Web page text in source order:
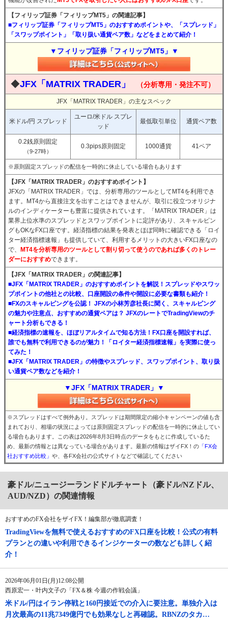
【フィリップ証券「フィリップMT5」の関連記事】
■フィリップ証券「フィリップMT5」のおすすめポイントや、「スプレッド」
「スワップポイント」「取り扱い通貨ペア数」などをまとめて紹介！
▼フィリップ証券「フィリップMT5」▼
◆JFX「MATRIX TRADER」 （分析専用・発注不可）
JFX「MATRIX TRADER」の主なスペック
米ドル/円 スプレッド
ユーロ/米ドル スプレ
ッド
最低取引単位 通貨ペア数
0.2銭原則固定
（9-27時）
0.3pips原則固定 1000通貨 41ペア
※原則固定スプレッドの配信を一時的に休止している場合もあります
【JFX「MATRIX TRADER」のおすすめポイント】
JFXの「MATRIX TRADER」では、分析専用のツールとしてMT4を利用でき
ます。MT4から直接注文を出すことはできませんが、取引に役立つオリジナ
ルのインディケーターも豊富に提供されています。「MATRIX TRADER」は
業界上位水準のスプレッドとスワップポイントに定評があり、スキャルピン
グもOKなFX口座です。経済指標の結果を発表とほぼ同時に確認できる「ロイ
ター経済指標速報」も提供していて、利用するメリットの大きいFX口座なの
で、
MT4を分析専用のツールとして割り切って使うのであれば多くのトレー
ダーにおすすめできます。
【JFX「MATRIX TRADER」の関連記事】
■JFX「MATRIX TRADER」のおすすめポイントを解説！スプレッドやスワッ
プポイントの他社との比較、口座開設の条件や開設に必要な書類も紹介！
■FXのスキャルピングを公認！ JFXの小林芳彦社長に聞く、スキャルピング
の魅力や注意点、おすすめの通貨ペアは？ JFXのレートでTradingViewのチ
ャート分析もできる！
■経済指標の速報を、ほぼリアルタイムで知る方法！FX口座を開設すれば、
誰でも無料で利用できるのが魅力！「ロイター経済指標速報」を実際に使っ
てみた！
■JFX「MATRIX TRADER」の特徴やスプレッド、スワップポイント、取り扱
い通貨ペア数などを紹介！
▼JFX「MATRIX TRADER」▼
※スプレッドはすべて例外あり。スプレッドは期間限定の縮小キャンペーンの値も含
まれており、相場の状況によっては原則固定スプレッドの配信を一時的に休止してい
る場合もあります。この表は2026年8月3日時点のデータをもとに作成しているた
め、最新の情報とは異なっている場合があります。最新の情報はザイFX！の 「FX会
社おすすめ比較」 や、各FX会社の公式サイトなどで確認してください
豪ドル/ニュージーランドドルチャート（豪ドル/NZドル、
AUD/NZD）の関連情報
おすすめのFX会社をザイFX！編集部が徹底調査！
TradingViewを無料で使えるおすすめのFX口座を比較！公式の有料
プランとの違いや利用できるインジケーターの数なども詳しく紹
介！
2026年06月01日(月)12:08公開
西原宏一・叶内文子の「FX＆株 今週の作戦会議」
米ドル/円はイラン停戦と160円接近での介入に要注意。単独介入は
月次最高の11兆7349億円でも効果なしと再確認。RBNZのタカ…